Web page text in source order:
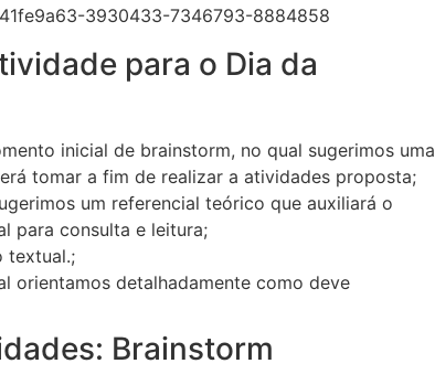
para o Dia da
inicial de brainstorm, no qual sugerimos uma
tomar a fim de realizar a atividades proposta;
um referencial teórico que auxiliará o
para consulta e leitura;
textual.;
orientamos detalhadamente como deve
Brainstorm